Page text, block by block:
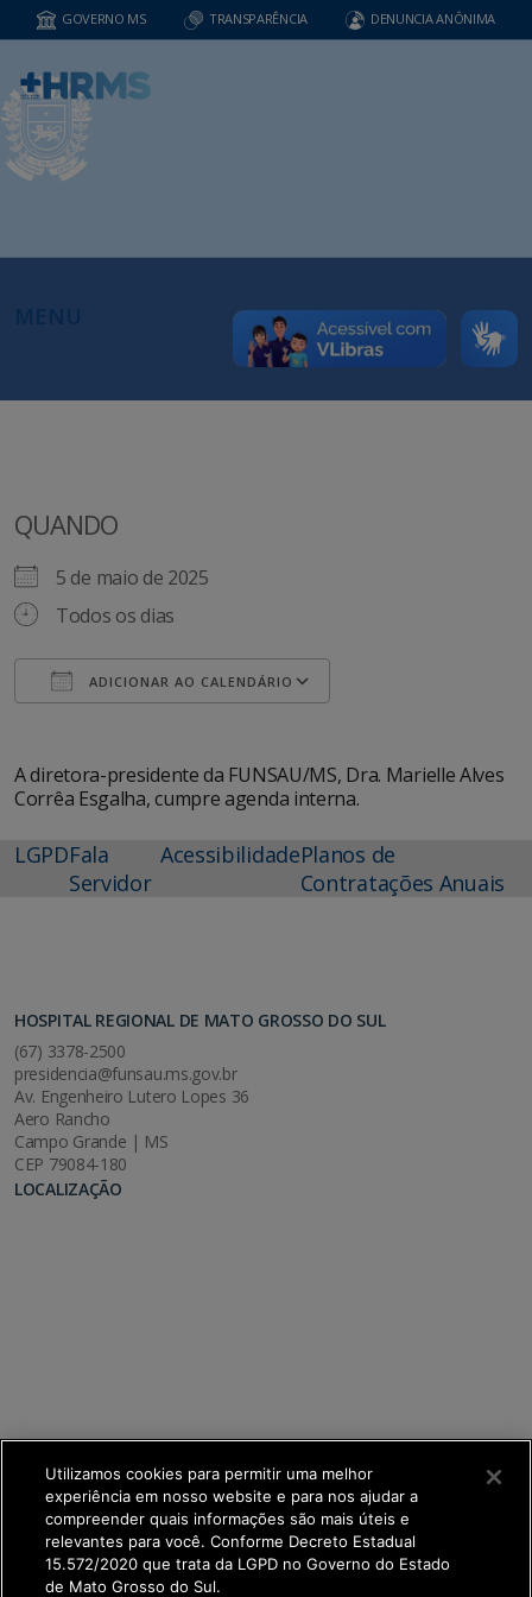
GOVERNO MS TRANSPARÊNCIA DENUNCIA ANÔNIMA
QUANDO
5 de maio de 2025
Todos os dias
ADICIONAR AO CALENDÁRIO
A diretora-presidente da FUNSAU/MS, Dra. Marielle Alves
Corrêa Esgalha, cumpre agenda interna.
LGPDFala
Servidor
AcessibilidadePlanos de
Contratações Anuais
HOSPITAL REGIONAL DE MATO GROSSO DO SUL
(67) 3378-2500
presidencia@funsau.ms.gov.br
Av. Engenheiro Lutero Lopes 36
Aero Rancho
Campo Grande | MS
CEP 79084-180
LOCALIZAÇÃO
Utilizamos cookies para permitir uma melhor
experiência em nosso website e para nos ajudar a
compreender quais informações são mais úteis e
relevantes para você. Conforme Decreto Estadual
15.572/2020 que trata da LGPD no Governo do Estado
de Mato Grosso do Sul.